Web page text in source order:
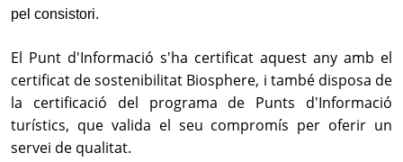
pel consistori.
El Punt d'Informació s'ha certificat aquest any amb el
certificat de sostenibilitat Biosphere, i també disposa de
la certificació del programa de Punts d'Informació
turístics, que valida el seu compromís per oferir un
servei de qualitat.